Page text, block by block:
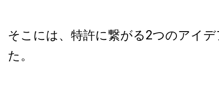
そこには、特許に繋がる2つのアイ
た。